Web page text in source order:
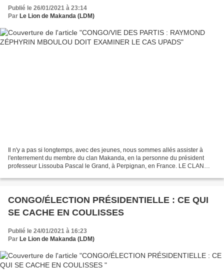
Publié le 26/01/2021 à 23:14
Par Le Lion de Makanda (LDM)
Il n'y a pas si longtemps, avec des jeunes, nous sommes allés assister à
l'enterrement du membre du clan Makanda, en la personne du président
professeur Lissouba Pascal le Grand, à Perpignan, en France. LE CLAN
CONGO/ÉLECTION PRÉSIDENTIELLE : CE QUI
SE CACHE EN COULISSES
Publié le 24/01/2021 à 16:23
Par Le Lion de Makanda (LDM)